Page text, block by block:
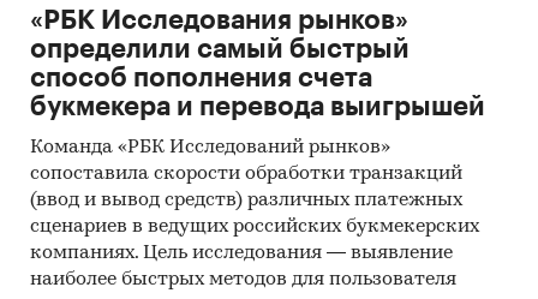
деятельности производителей:сведения о
ряде производителей были получены в
результате анализа показателей их финансово-
хозяйственной деятельности, информации из
открытых источников об их деятельности,
мнений экспертов и наших собственных
знаний о компаниях.
Интервью с производителями:также мы
провелиинтервью с производителямии
получили сведения как о них самих, так и о
«РБК Исследования рынков»
определили самый быстрый
способ пополнения счета
букмекера и перевода выигрышей
Команда «РБК Исследований рынков»
сопоставила скорости обработки транзакций
(ввод и вывод средств) различных платежных
сценариев в ведущих российских букмекерских
компаниях. Цель исследования — выявление
наиболее быстрых методов для пользователя